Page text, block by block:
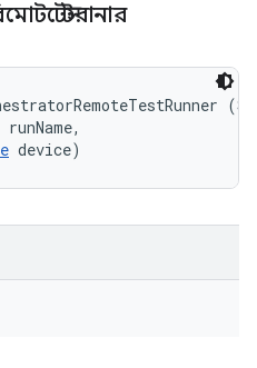
runName,
device)